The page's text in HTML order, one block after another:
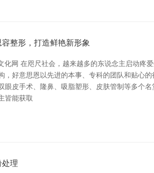
整形，打造鲜艳新形象
化网 在咫尺社会，越来越多的东说念主启动疼
，好意思恩以先进的本事、专科的团队和贴心
眼皮手术、隆鼻、吸脂塑形、皮肤管制等多个
皆能获取
处理